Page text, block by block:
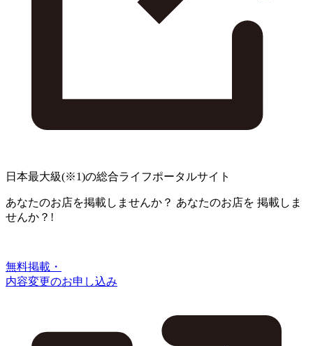
日本最大級(※1)の総合ライフポータルサイト
あなたのお店を掲載しませんか？ あなたのお店を 掲載しま
せんか？!
無料掲載・
内容変更のお申し込み